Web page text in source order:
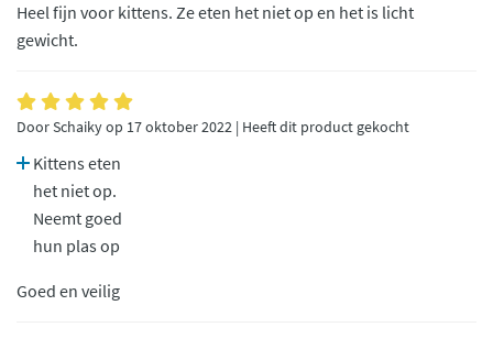
Heel fijn voor kittens. Ze eten het niet op en het is licht
gewicht.
Door Schaiky op 17 oktober 2022 | Heeft dit product gekocht
Kittens eten
het niet op.
Neemt goed
hun plas op
Goed en veilig